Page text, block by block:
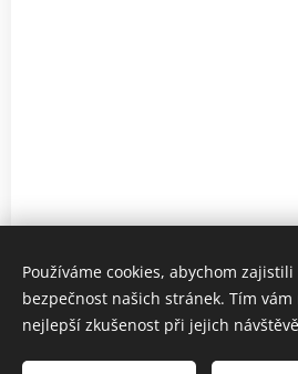
Obrázky poskytl
Používáme cookies, abychom
bezpečnost našich stránek. Tím
nejlepší zkušenost při jejich